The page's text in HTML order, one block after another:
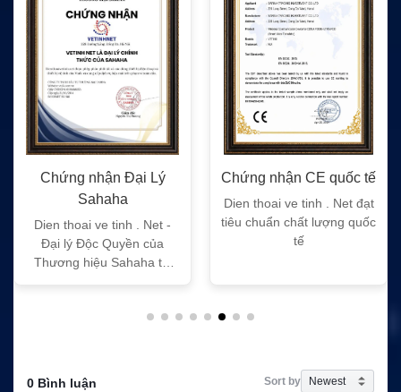
Chứng nhận Đại Lý
Sahaha
Dien thoai ve tinh . Net -
Đại lý Độc Quyền của
Thương hiệu Sahaha tại
Chứng nhận CE quốc tế
Dien thoai ve tinh . Net đạt
tiêu chuẩn chất lượng quốc
tế
0 Bình luận Sort by